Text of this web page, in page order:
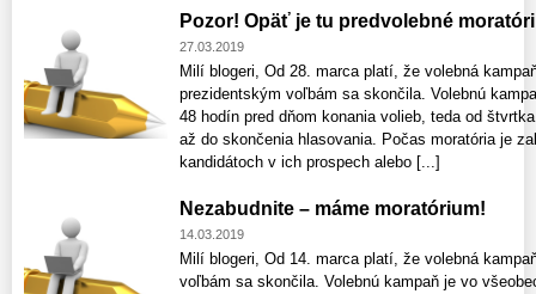
Pozor! Opäť je tu predvolebné
27.03.2019
Milí blogeri, Od 28. marca platí, že volebná
prezidentským voľbám sa skončila. Volebnú
48 hodín pred dňom konania volieb, teda od
až do skončenia hlasovania. Počas moratória je
kandidátoch v ich prospech alebo [...]
Nezabudnite – máme moratórium!
14.03.2019
Milí blogeri, Od 14. marca platí, že volebná
voľbám sa skončila. Volebnú kampaň je vo